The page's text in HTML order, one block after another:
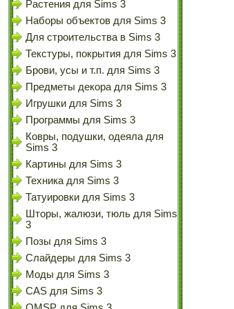
Растения для Sims 3
Наборы объектов для Sims 3
Для строительства в Sims 3
Текстуры, покрытия для Sims 3
Брови, усы и т.п. для Sims 3
Предметы декора для Sims 3
Игрушки для Sims 3
Программы для Sims 3
Ковры, подушки, одеяла для
Sims 3
Картины для Sims 3
Техника для Sims 3
Татуировки для Sims 3
Шторы, жалюзи, тюль для Sims
3
Позы для Sims 3
Слайдеры для Sims 3
Моды для Sims 3
CAS для Sims 3